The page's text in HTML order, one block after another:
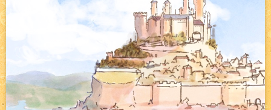
Bienvenue aux nouvell.eaux !
NEW
Beyond the cliff (suite) NEW
On retape les miniatures de l'accueil NEW